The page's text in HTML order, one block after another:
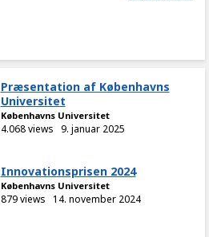
Præsentation af Københavns
Universitet
Københavns Universitet
4.068 views 9. januar 2025
Innovationsprisen 2024
Københavns Universitet
879 views 14. november 2024